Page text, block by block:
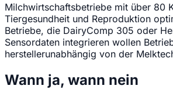
Milchwirtschaftsbetriebe mit über 80
Tiergesundheit und Reproduktion
Betriebe, die DairyComp 305 oder
Sensordaten integrieren wollen
herstellerunabhängig von der
Wann ja, wann nein